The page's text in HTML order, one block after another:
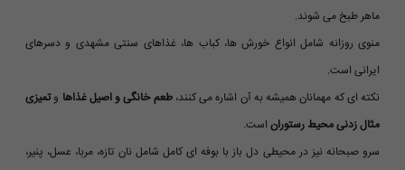
ماهر طبخ می شوند.
منوی روزانه شامل انواع خورش ها، کباب ها، غذاهای سنتی مشهدی و دسرهای
ایرانی است.
نکته ای که مهمانان همیشه به آن اشاره می کنند،طعم خانگی و اصیل غذاها وتمیزی
مثال زدنی محیط رستوران است.
سرو صبحانه نیز در محیطی دل باز با بوفه ای کامل شامل نان تازه، مربا، عسل، پنیر،